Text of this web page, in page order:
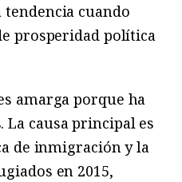
cuando
prosperidad política
amarga porque ha
causa principal es
de inmigración y la
en 2015,